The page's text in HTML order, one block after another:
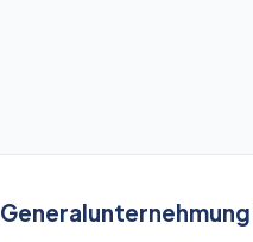
Generalunternehmung